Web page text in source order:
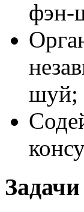
фэн-
шуй;